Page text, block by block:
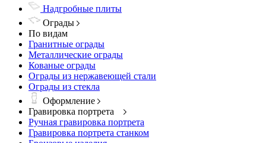
Надгробные плиты
Ограды
По видам
Гранитные ограды
Металлические ограды
Кованые ограды
Ограды из нержавеющей стали
Ограды из стекла
Оформление
Гравировка портрета
Ручная гравировка портрета
Гравировка портрета станком